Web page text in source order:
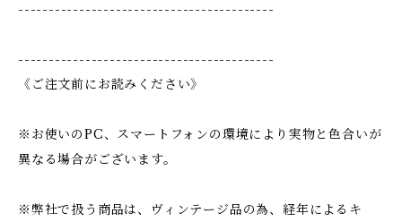
------------------------------------------
------------------------------------------
《ご注文前にお読みください》
※お使いのPC、スマートフォンの環境により実物と色合いが
異なる場合がございます。
※弊社で扱う商品は、ヴィンテージ品の為、経年によるキ